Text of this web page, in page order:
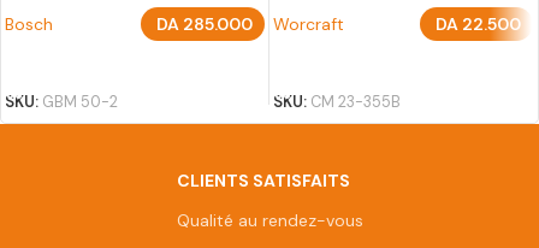
Bosch DA 285.000
SKU: GBM 50-2
Worcraft DA 22.500
SKU: CM 23-355B
CLIENTS SATISFAITS
Qualité au rendez-vous